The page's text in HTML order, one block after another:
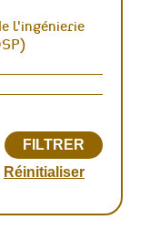
l'ingénierie